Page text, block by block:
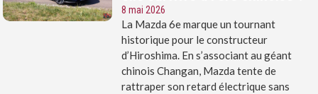
8 mai 2026
La Mazda 6e marque un tournant
historique pour le constructeur
d’Hiroshima. En s’associant au géant
chinois Changan, Mazda tente de
rattraper son retard électrique sans